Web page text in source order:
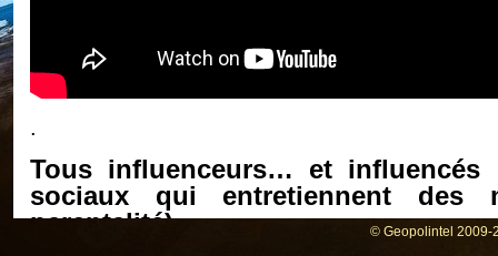
.
Tous influenceurs… et
sociaux qui entretiennent
parentalité)
© Geopolintel 2009-